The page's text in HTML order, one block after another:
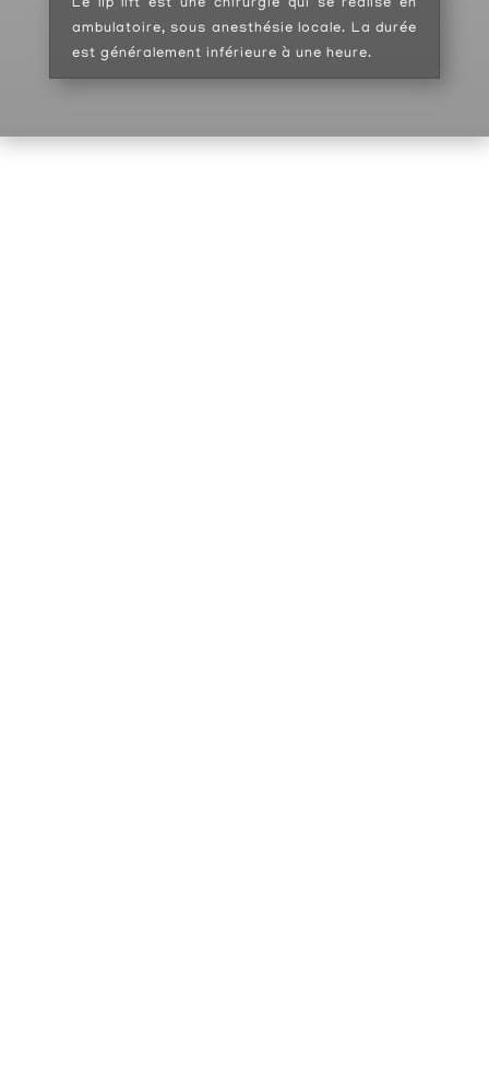
Le lip lift est une chirurgie qui se réalise en
ambulatoire, sous anesthésie locale. La durée
est généralement inférieure à une heure.